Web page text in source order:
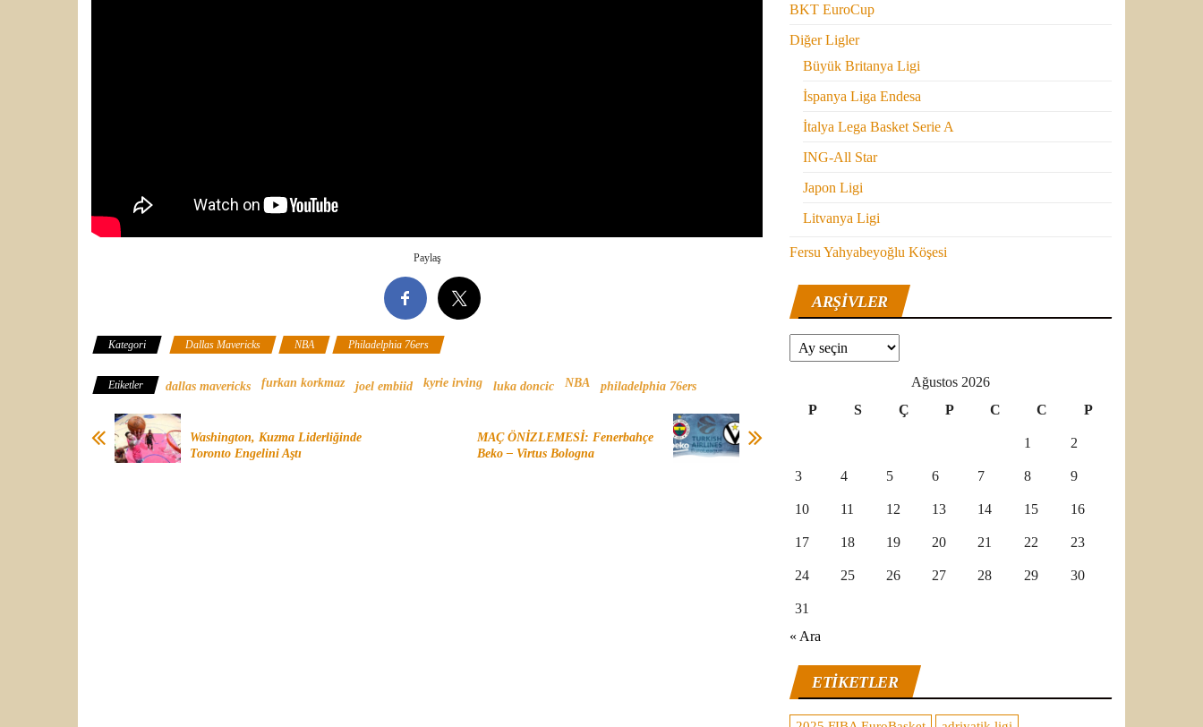
Paylaş
Kategori Dallas Mavericks NBA Philadelphia 76ers
Etiketler dallas mavericks furkan korkmaz joel embiid kyrie irving luka doncic NBA philadelphia 76ers
Washington, Kuzma Liderliğinde
Toronto Engelini Aştı
MAÇ ÖNİZLEMESİ: Fenerbahçe
Beko – Virtus Bologna
BKT EuroCup
Diğer Ligler
Büyük Britanya Ligi
İspanya Liga Endesa
İtalya Lega Basket Serie A
ING-All Star
Japon Ligi
Litvanya Ligi
Fersu Yahyabeyoğlu Köşesi
ARŞIVLER
Arşivler
Ağustos 2026
P
S Ç P C C P
1 2
3 4 5 6 7 8 9
10 11 12 13 14 15 16
17 18 19 20 21 22 23
24 25 26 27 28 29 30
31
« Ara
ETIKETLER